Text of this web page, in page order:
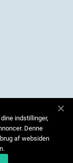
indstillinger,
Denne
af websiden